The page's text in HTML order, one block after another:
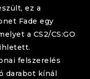
ez a
Fade egy
a CS2/CS:GO
felszerelés
darabot kínál